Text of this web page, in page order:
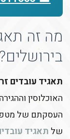
מה זה
בירושלים?
תאגיד עובדים
האוכלוסין
העסקתם של
של תאגיד